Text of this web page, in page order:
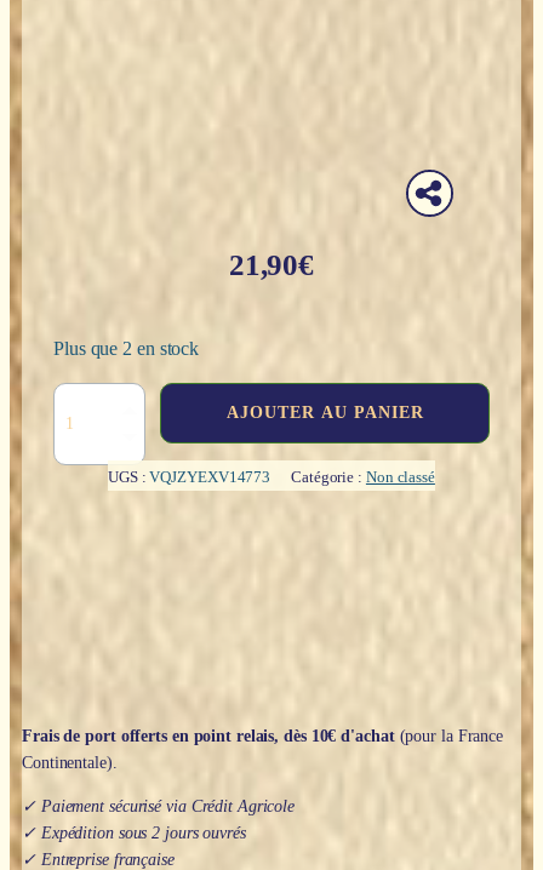
21,90€
Plus que 2 en stock
Divinatoire
AJOUTER AU PANIER
UGS :VQJZYEXV14773 Catégorie : Non classé
Frais de port offerts en point relais, dès 10€ d'achat(pour la France
Continentale).
✓ Paiement sécurisé via Crédit Agricole
✓ Expédition sous 2 jours ouvrés
✓ Entreprise française